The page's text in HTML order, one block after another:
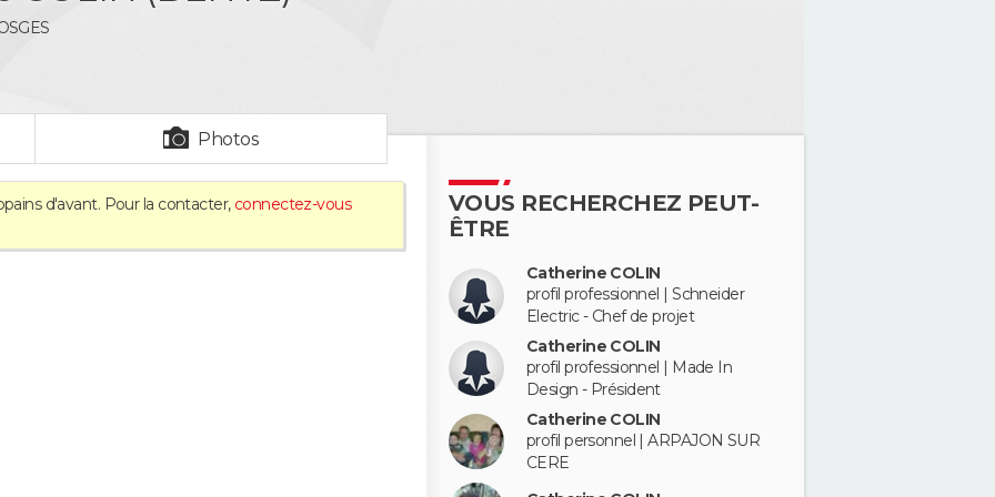
Photos
d'avant. Pour la contacter, connectez-vous
VOUS RECHERCHEZ PEUT-
ÊTRE
Catherine COLIN
profil professionnel | Schneider
Electric - Chef de projet
Catherine COLIN
profil professionnel | Made In
Design - Président
Catherine COLIN
profil personnel | ARPAJON SUR
CERE